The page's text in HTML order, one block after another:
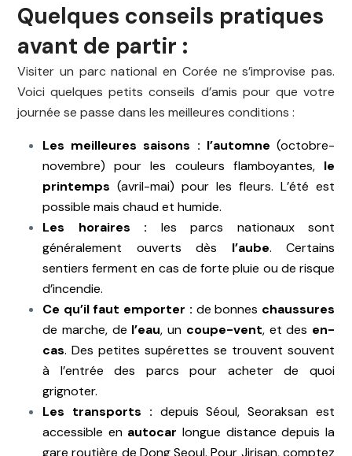
Quelques conseils pratiques
avant de partir :
Visiter un parc national en Corée ne s’improvise pas.
Voici quelques petits conseils d’amis pour que votre
journée se passe dans les meilleures conditions :
Les meilleures saisons : l’automne (octobre-
novembre) pour les couleurs flamboyantes, le
printemps (avril-mai) pour les fleurs. L’été est
possible mais chaud et humide.
Les horaires : les parcs nationaux sont
généralement ouverts dès l’aube. Certains
sentiers ferment en cas de forte pluie ou de risque
d’incendie.
Ce qu’il faut emporter : de bonnes chaussures
de marche, de l’eau, un coupe-vent, et des en-
cas. Des petites supérettes se trouvent souvent
à l’entrée des parcs pour acheter de quoi
grignoter.
Les transports : depuis Séoul, Seoraksan est
accessible en autocar longue distance depuis la
gare routière de Dong Seoul. Pour Jirisan, comptez